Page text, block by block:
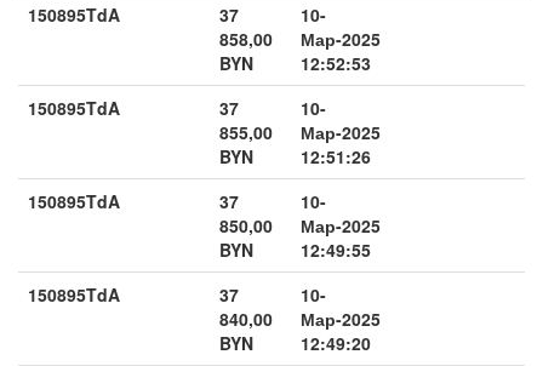
150895TdA
37
858,00
BYN
10-
Мар-2025
12:52:53
150895TdA
37
855,00
BYN
10-
Мар-2025
12:51:26
150895TdA
37
850,00
BYN
10-
Мар-2025
12:49:55
150895TdA
37
840,00
BYN
10-
Мар-2025
12:49:20